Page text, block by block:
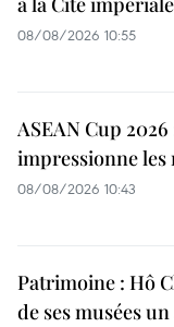
08/08/2026 10:55
ASEAN Cup
impressionne les
08/08/2026 10:43
Patrimoine : Hô
de ses musées